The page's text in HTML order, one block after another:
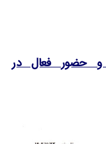
حضور فعال در